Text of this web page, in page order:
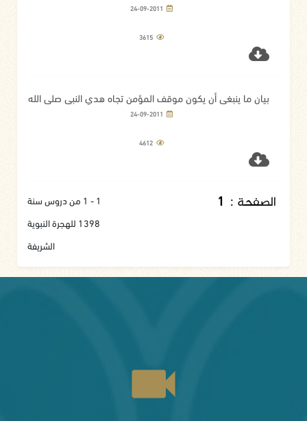
3615
بيان ما ينبغي أن يكون موقف المؤمن تجاه هدي النبي صلى الله
4612
الصفحة : 1
1 - 1 من دروس سنة
1398 للهجرة النبوية
الشريفة